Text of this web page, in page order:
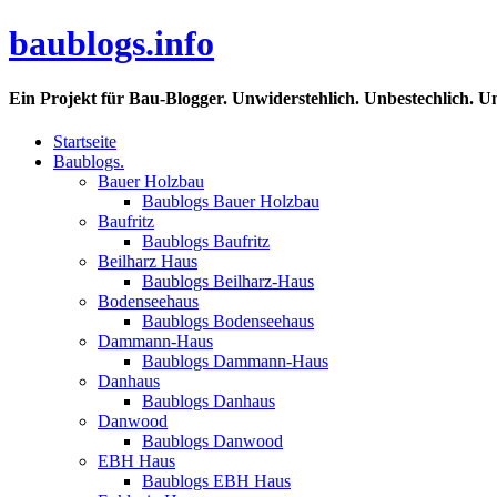
baublogs.info
Ein Projekt für Bau-Blogger. Unwiderstehlich. Unbestechlich.
Startseite
Baublogs.
Bauer Holzbau
Baublogs Bauer Holzbau
Baufritz
Baublogs Baufritz
Beilharz Haus
Baublogs Beilharz-Haus
Bodenseehaus
Baublogs Bodenseehaus
Dammann-Haus
Baublogs Dammann-Haus
Danhaus
Baublogs Danhaus
Danwood
Baublogs Danwood
EBH Haus
Baublogs EBH Haus